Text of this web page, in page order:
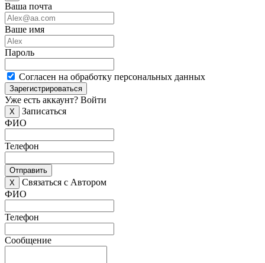
Ваша почта
Ваше имя
Пароль
Согласен на обработку персональных данных
Зарегистрироваться
Уже есть аккаунт? Войти
X
Записаться
ФИО
Телефон
Отправить
X
Связаться с Автором
ФИО
Телефон
Сообщение